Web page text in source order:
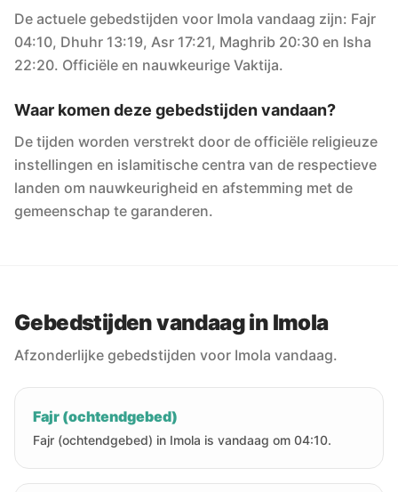
De actuele gebedstijden voor Imola vandaag zijn: Fajr
04:10, Dhuhr 13:19, Asr 17:21, Maghrib 20:30 en Isha
22:20. Officiële en nauwkeurige Vaktija.
Waar komen deze gebedstijden vandaan?
De tijden worden verstrekt door de officiële religieuze
instellingen en islamitische centra van de respectieve
landen om nauwkeurigheid en afstemming met de
gemeenschap te garanderen.
Gebedstijden vandaag in Imola
Afzonderlijke gebedstijden voor Imola vandaag.
Fajr (ochtendgebed)
Fajr (ochtendgebed) in Imola is vandaag om 04:10.